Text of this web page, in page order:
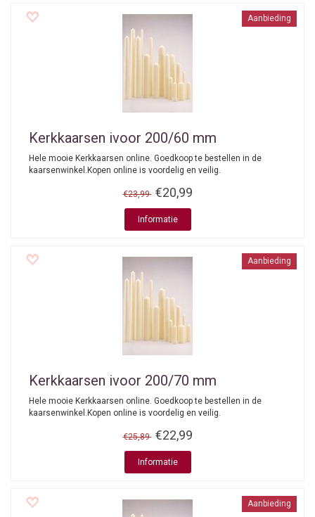
Aanbieding
Kerkkaarsen ivoor 200/60 mm
Hele mooie Kerkkaarsen online. Goedkoop te bestellen in de
kaarsenwinkel.Kopen online is voordelig en veilig.
€23,99 €20,99
Informatie
Aanbieding
Kerkkaarsen ivoor 200/70 mm
Hele mooie Kerkkaarsen online. Goedkoop te bestellen in de
kaarsenwinkel.Kopen online is voordelig en veilig.
€25,89 €22,99
Informatie
Aanbieding